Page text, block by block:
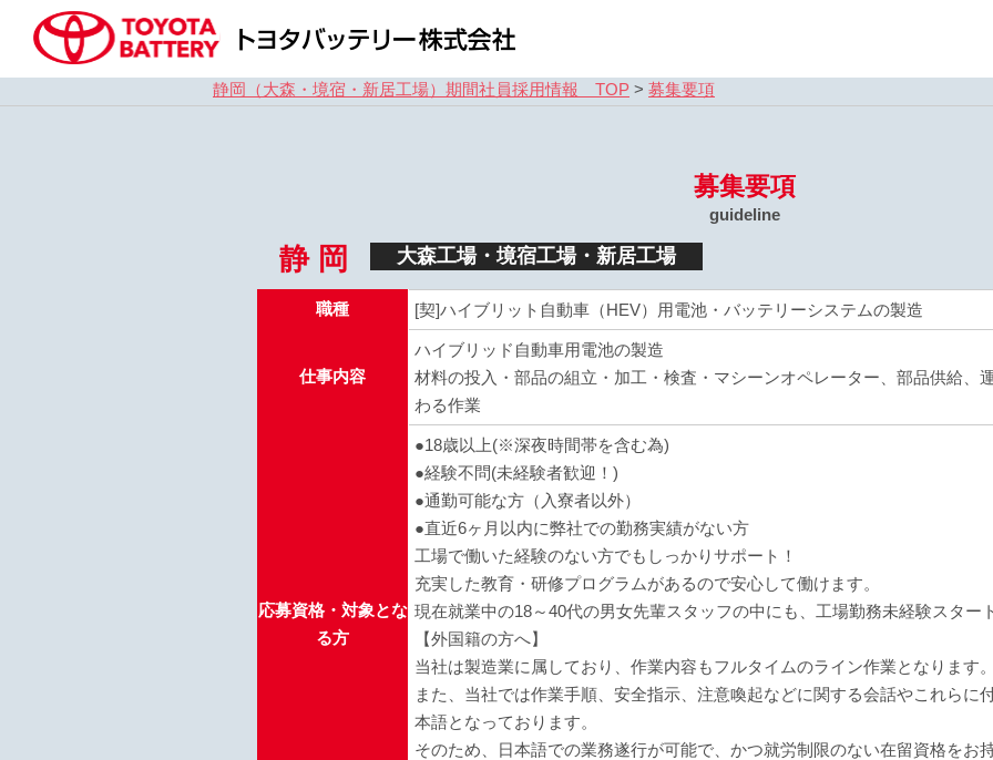
静岡（大森・境宿・新居工場）期間社員採用情報 TOP > 募集要項
募集要項
guideline
静 岡 大森工場・境宿工場・新居工場
職種 [契]ハイブリット自動車（HEV）用電池・バッテリーシステムの製造
仕事内容
ハイブリッド自動車用電池の製造
材料の投入・部品の組立・加工・検査・マシーンオペレーター、部品供給、
わる作業
応募資格・対象とな
る方
●18歳以上(※深夜時間帯を含む為)
●経験不問(未経験者歓迎！)
●通勤可能な方（入寮者以外）
●直近6ヶ月以内に弊社での勤務実績がない方
工場で働いた経験のない方でもしっかりサポート！
充実した教育・研修プログラムがあるので安心して働けます。
現在就業中の18～40代の男女先輩スタッフの中にも、工場勤務未経験スター
【外国籍の方へ】
当社は製造業に属しており、作業内容もフルタイムのライン作業となります。
また、当社では作業手順、安全指示、注意喚起などに関する会話やこれらに
本語となっております。
そのため、日本語での業務遂行が可能で、かつ就労制限のない在留資格をお